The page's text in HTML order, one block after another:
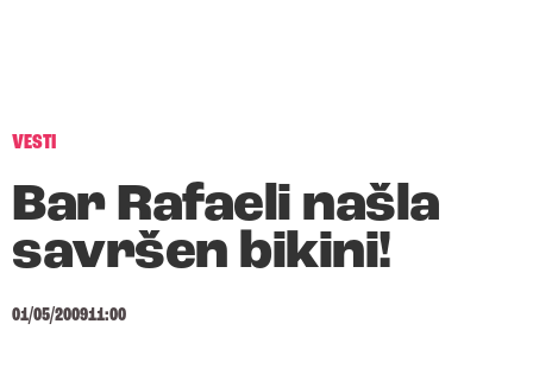
VESTI
Bar Rafaeli našla
savršen bikini!
01/05/200911:00